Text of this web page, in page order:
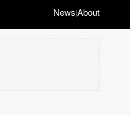
News|About